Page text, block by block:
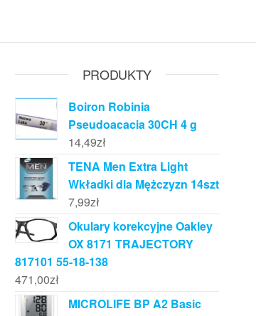
PRODUKTY
Boiron Robinia
Pseudoacacia 30CH 4 g
14,49zł
TENA Men Extra Light
Wkładki dla Mężczyzn 14szt
7,99zł
Okulary korekcyjne Oakley
OX 8171 TRAJECTORY
817101 55-18-138
471,00zł
MICROLIFE BP A2 Basic